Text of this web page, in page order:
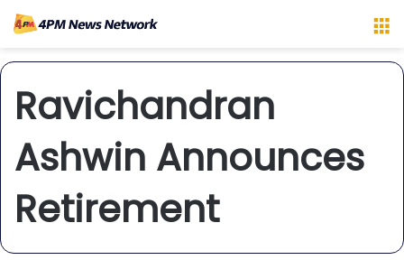
Ravichandran
Ashwin Announces
Retirement